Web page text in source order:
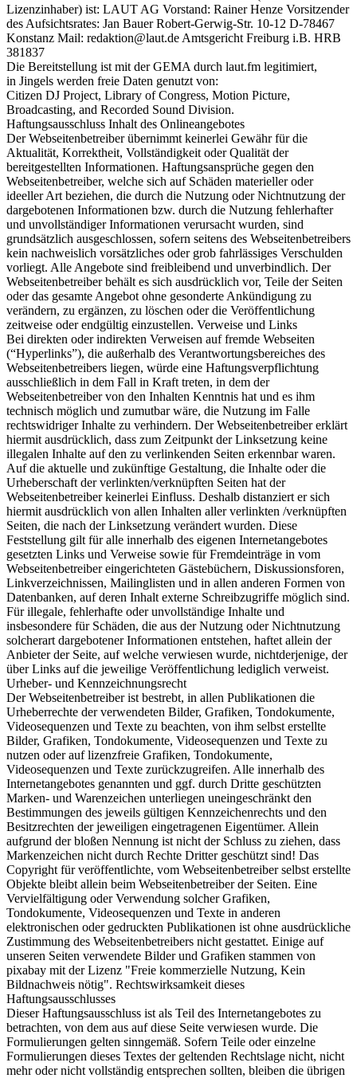
Lizenzinhaber) ist: LAUT AG Vorstand: Rainer Henze Vorsitzender
des Aufsichtsrates: Jan Bauer Robert-Gerwig-Str. 10-12 D-78467
Konstanz Mail: redaktion@laut.de Amtsgericht Freiburg i.B. HRB
381837
Die Bereitstellung ist mit der GEMA durch laut.fm legitimiert,
in Jingels werden freie Daten genutzt von:
Citizen DJ Project, Library of Congress, Motion Picture,
Broadcasting, and Recorded Sound Division.
Haftungsausschluss Inhalt des Onlineangebotes
Der Webseitenbetreiber übernimmt keinerlei Gewähr für die
Aktualität, Korrektheit, Vollständigkeit oder Qualität der
bereitgestellten Informationen. Haftungsansprüche gegen den
Webseitenbetreiber, welche sich auf Schäden materieller oder
ideeller Art beziehen, die durch die Nutzung oder Nichtnutzung der
dargebotenen Informationen bzw. durch die Nutzung fehlerhafter
und unvollständiger Informationen verursacht wurden, sind
grundsätzlich ausgeschlossen, sofern seitens des Webseitenbetreibers
kein nachweislich vorsätzliches oder grob fahrlässiges Verschulden
vorliegt. Alle Angebote sind freibleibend und unverbindlich. Der
Webseitenbetreiber behält es sich ausdrücklich vor, Teile der Seiten
oder das gesamte Angebot ohne gesonderte Ankündigung zu
verändern, zu ergänzen, zu löschen oder die Veröffentlichung
zeitweise oder endgültig einzustellen. Verweise und Links
Bei direkten oder indirekten Verweisen auf fremde Webseiten
(“Hyperlinks”), die außerhalb des Verantwortungsbereiches des
Webseitenbetreibers liegen, würde eine Haftungsverpflichtung
ausschließlich in dem Fall in Kraft treten, in dem der
Webseitenbetreiber von den Inhalten Kenntnis hat und es ihm
technisch möglich und zumutbar wäre, die Nutzung im Falle
rechtswidriger Inhalte zu verhindern. Der Webseitenbetreiber erklärt
hiermit ausdrücklich, dass zum Zeitpunkt der Linksetzung keine
illegalen Inhalte auf den zu verlinkenden Seiten erkennbar waren.
Auf die aktuelle und zukünftige Gestaltung, die Inhalte oder die
Urheberschaft der verlinkten/verknüpften Seiten hat der
Webseitenbetreiber keinerlei Einfluss. Deshalb distanziert er sich
hiermit ausdrücklich von allen Inhalten aller verlinkten /verknüpften
Seiten, die nach der Linksetzung verändert wurden. Diese
Feststellung gilt für alle innerhalb des eigenen Internetangebotes
gesetzten Links und Verweise sowie für Fremdeinträge in vom
Webseitenbetreiber eingerichteten Gästebüchern, Diskussionsforen,
Linkverzeichnissen, Mailinglisten und in allen anderen Formen von
Datenbanken, auf deren Inhalt externe Schreibzugriffe möglich sind.
Für illegale, fehlerhafte oder unvollständige Inhalte und
insbesondere für Schäden, die aus der Nutzung oder Nichtnutzung
solcherart dargebotener Informationen entstehen, haftet allein der
Anbieter der Seite, auf welche verwiesen wurde, nichtderjenige, der
über Links auf die jeweilige Veröffentlichung lediglich verweist.
Urheber- und Kennzeichnungsrecht
Der Webseitenbetreiber ist bestrebt, in allen Publikationen die
Urheberrechte der verwendeten Bilder, Grafiken, Tondokumente,
Videosequenzen und Texte zu beachten, von ihm selbst erstellte
Bilder, Grafiken, Tondokumente, Videosequenzen und Texte zu
nutzen oder auf lizenzfreie Grafiken, Tondokumente,
Videosequenzen und Texte zurückzugreifen. Alle innerhalb des
Internetangebotes genannten und ggf. durch Dritte geschützten
Marken- und Warenzeichen unterliegen uneingeschränkt den
Bestimmungen des jeweils gültigen Kennzeichenrechts und den
Besitzrechten der jeweiligen eingetragenen Eigentümer. Allein
aufgrund der bloßen Nennung ist nicht der Schluss zu ziehen, dass
Markenzeichen nicht durch Rechte Dritter geschützt sind! Das
Copyright für veröffentlichte, vom Webseitenbetreiber selbst erstellte
Objekte bleibt allein beim Webseitenbetreiber der Seiten. Eine
Vervielfältigung oder Verwendung solcher Grafiken,
Tondokumente, Videosequenzen und Texte in anderen
elektronischen oder gedruckten Publikationen ist ohne ausdrückliche
Zustimmung des Webseitenbetreibers nicht gestattet. Einige auf
unseren Seiten verwendete Bilder und Grafiken stammen von
pixabay mit der Lizenz "Freie kommerzielle Nutzung, Kein
Bildnachweis nötig". Rechtswirksamkeit dieses
Haftungsausschlusses
Dieser Haftungsausschluss ist als Teil des Internetangebotes zu
betrachten, von dem aus auf diese Seite verwiesen wurde. Die
Formulierungen gelten sinngemäß. Sofern Teile oder einzelne
Formulierungen dieses Textes der geltenden Rechtslage nicht, nicht
mehr oder nicht vollständig entsprechen sollten, bleiben die übrigen